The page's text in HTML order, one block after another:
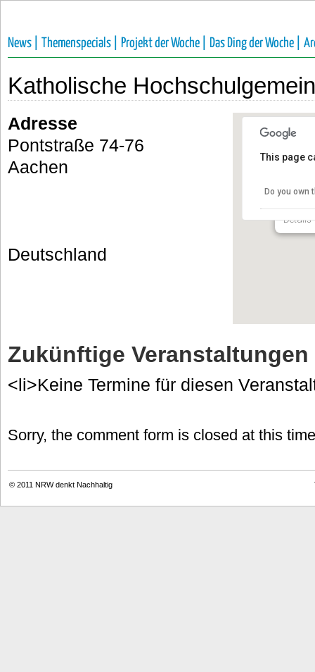
News | Themenspecials | Projekt der Woche | Das Ding der Woche |
Katholische
Details
This page
Do you own
Adresse
Pontstraße 74-76
Aachen
Deutschland
Zukünftige Veranstaltungen
<li>Keine Termine für diesen
Sorry, the comment form is closed at this
© 2011 NRW denkt Nachhaltig